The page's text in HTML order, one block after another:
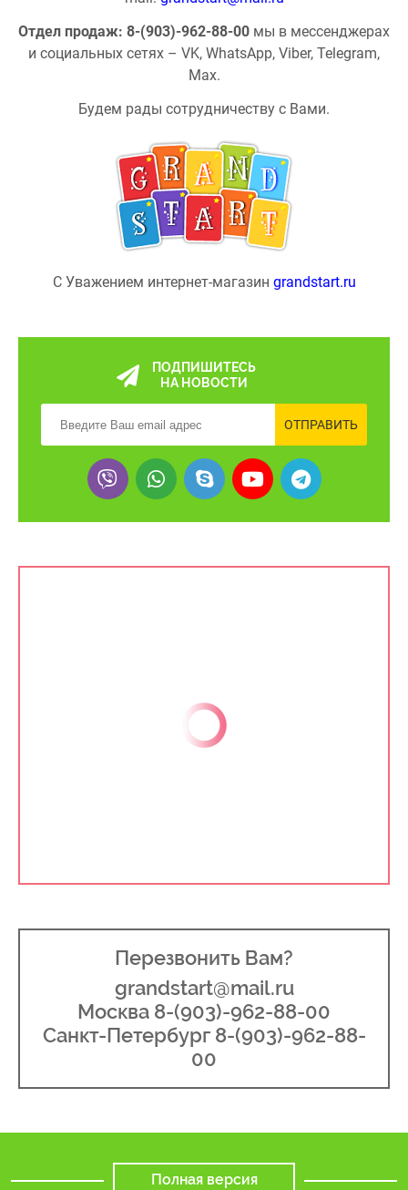
Отдел продаж: 8-(903)-962-88-00 мы в мессенджерах
и социальных сетях – VK, WhatsApp, Viber, Telegram,
Max.
Будем рады сотрудничеству с Вами.
С Уважением интернет-магазин grandstart.ru
ПОДПИШИТЕСЬ
НА НОВОСТИ
ОТПРАВИТЬ
Перезвонить Вам?
grandstart@mail.ru
Москва 8-(903)-962-88-00
Санкт-Петербург 8-(903)-962-88-
00
Полная версия